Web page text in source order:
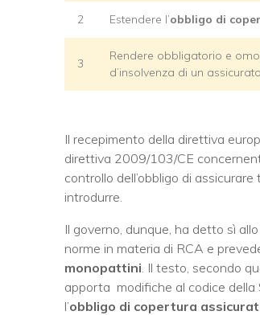
2 Estendere l’obbligo di
3
Rendere obbligatorio e
d’insolvenza di un
Il recepimento della direttiva
direttiva 2009/103/CE
controllo dell’obbligo di
introdurre.
Il governo, dunque, ha detto sì
norme in materia di RCA e
monopattini . Il testo, secondo
apporta modifiche al codice
l’obbligo di copertura